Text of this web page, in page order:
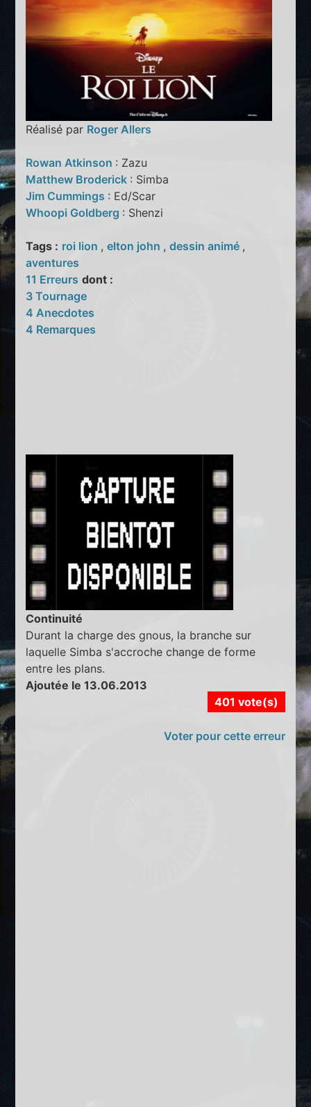
Réalisé par Roger Allers
Rowan Atkinson : Zazu
Matthew Broderick : Simba
Jim Cummings : Ed/Scar
Whoopi Goldberg : Shenzi
Tags : roi lion ,elton john ,dessin animé ,
aventures
11 Erreurs dont :
3 Tournage
4 Anecdotes
4 Remarques
Continuité
Durant la charge des gnous, la branche sur
laquelle Simba s'accroche change de forme
entre les plans.
Ajoutée le 13.06.2013
401 vote(s)
Voter pour cette erreur